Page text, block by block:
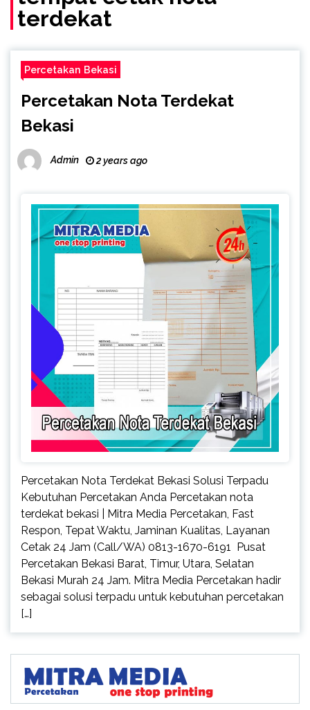
terdekat
Percetakan Bekasi
Percetakan Nota Terdekat
Bekasi
Admin 2 years ago
Percetakan Nota Terdekat Bekasi Solusi Terpadu
Kebutuhan Percetakan Anda Percetakan nota
terdekat bekasi | Mitra Media Percetakan, Fast
Respon, Tepat Waktu, Jaminan Kualitas, Layanan
Cetak 24 Jam (Call/WA) 0813-1670-6191 Pusat
Percetakan Bekasi Barat, Timur, Utara, Selatan
Bekasi Murah 24 Jam. Mitra Media Percetakan hadir
sebagai solusi terpadu untuk kebutuhan percetakan
[…]